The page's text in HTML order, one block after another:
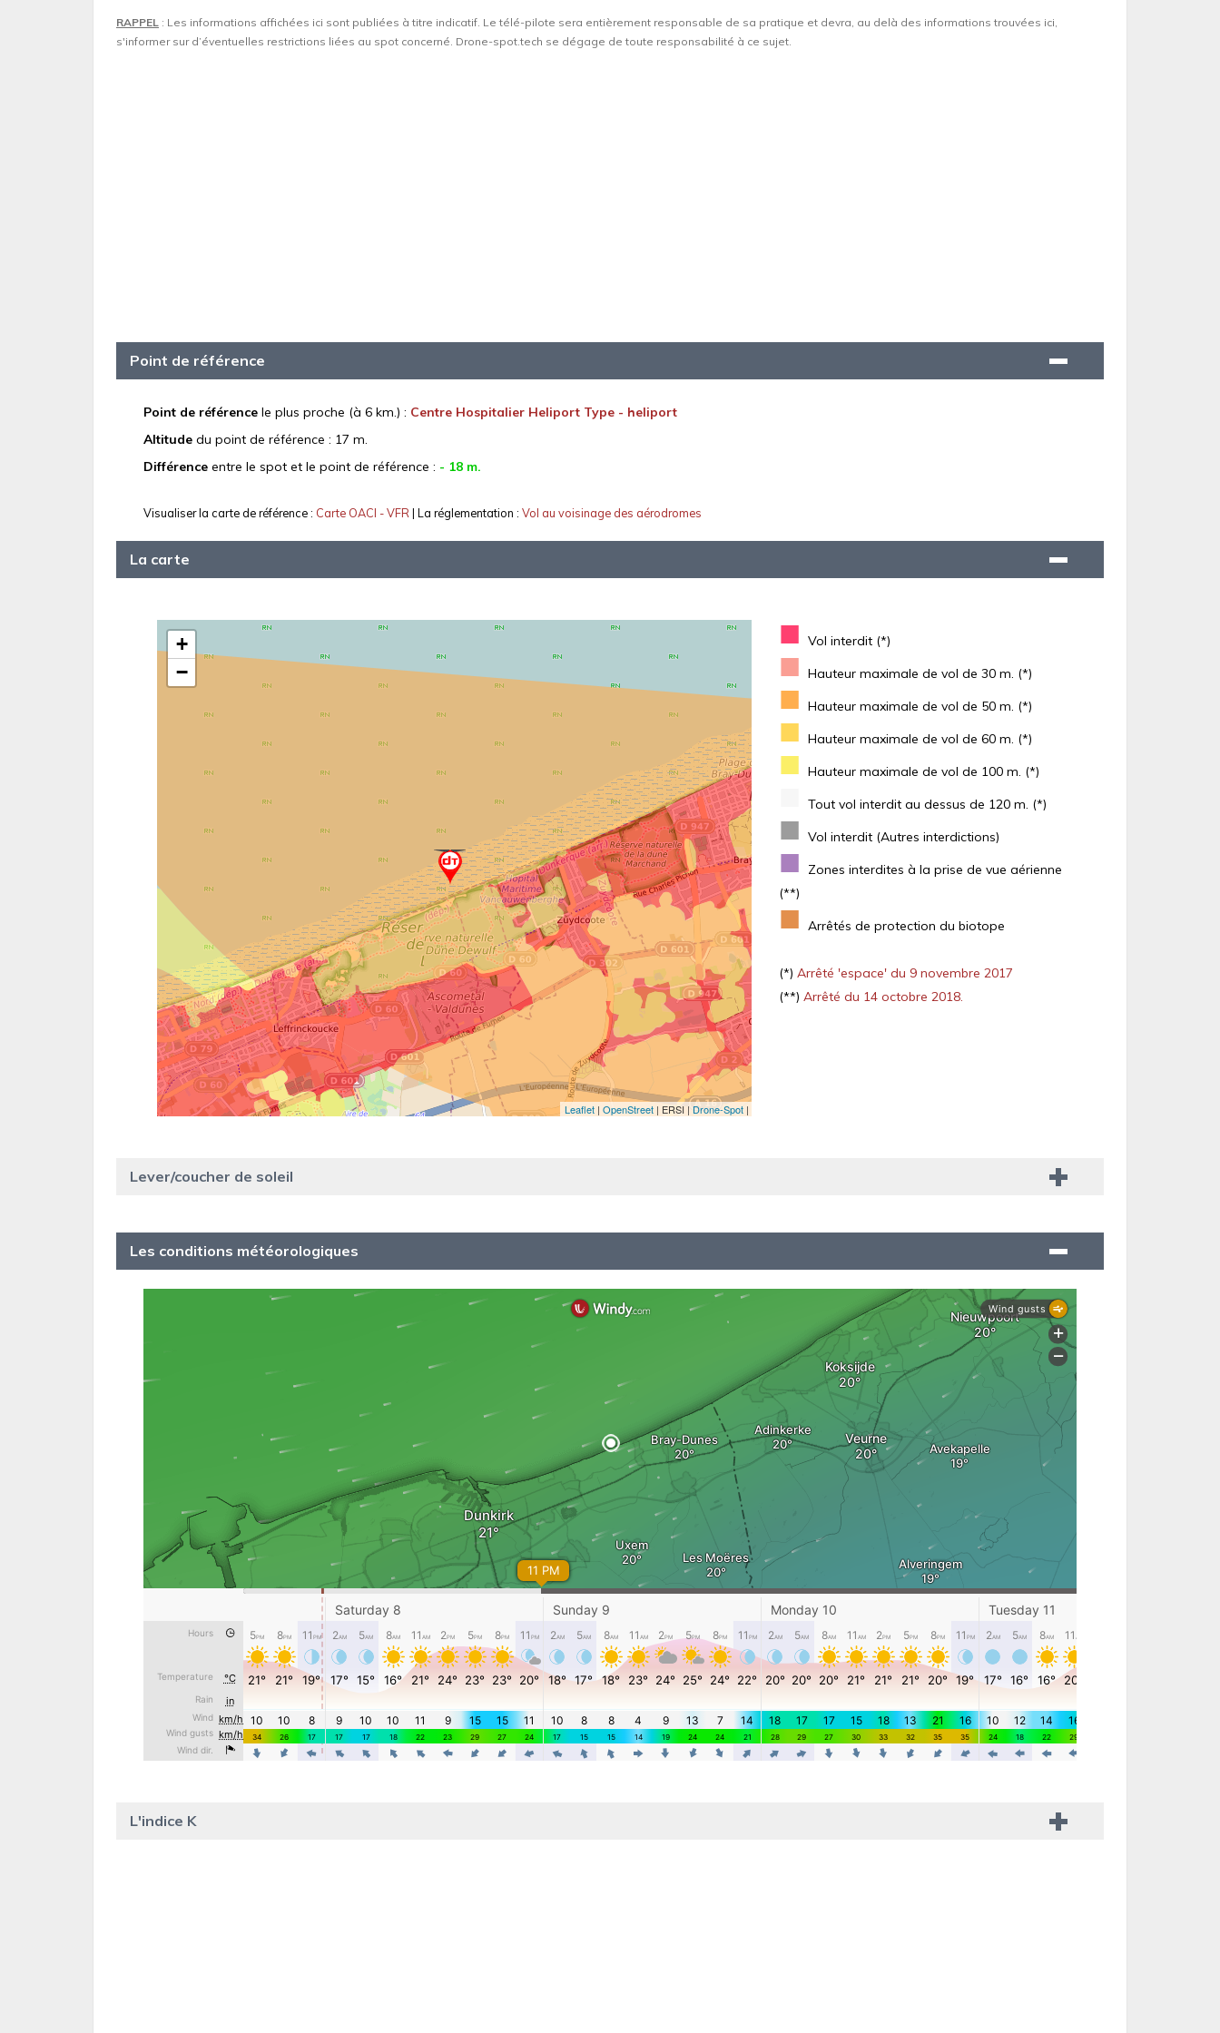
RAPPEL : Les informations affichées ici sont publiées à titre indicatif. Le télé-pilote sera entièrement responsable de sa pratique et devra, au delà des informations trouvées ici,
s'informer sur d’éventuelles restrictions liées au spot concerné. Drone-spot.tech se dégage de toute responsabilité à ce sujet.
Point de référence
Point de référence le plus proche (à 6 km.) : Centre Hospitalier Heliport Type - heliport
Altitude du point de référence : 17 m.
Différence entre le spot et le point de référence : - 18 m.
Visualiser la carte de référence : Carte OACI - VFR| La réglementation : Vol au voisinage des aérodromes
La carte
■ Vol interdit (*)
■ Hauteur maximale de vol de 30 m. (*)
■ Hauteur maximale de vol de 50 m. (*)
■ Hauteur maximale de vol de 60 m. (*)
■ Hauteur maximale de vol de 100 m. (*)
Tout vol interdit au dessus de 120 m. (*)
■ Vol interdit (Autres interdictions)
■
Zones interdites à la prise de vue aérienne
(**)
■ Arrêtés de protection du biotope
(*) Arrêté 'espace' du 9 novembre 2017
(**) Arrêté du 14 octobre 2018.
Lever/coucher de soleil
Les conditions météorologiques
L'indice K